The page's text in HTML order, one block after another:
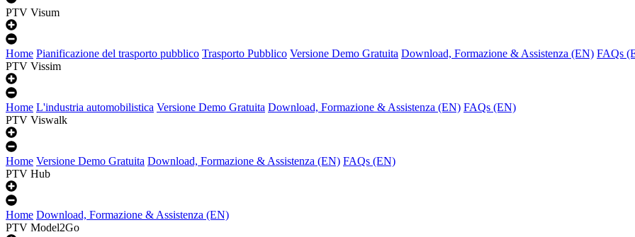
PTV Visum
Home Pianificazione del trasporto pubblico Trasporto Pubblico Versione Demo Gratuita Download, Formazione & Assistenza (EN) FAQs
PTV Vissim
Home L'industria automobilistica Versione Demo Gratuita Download, Formazione & Assistenza (EN) FAQs (EN)
PTV Viswalk
Home Versione Demo Gratuita Download, Formazione & Assistenza (EN) FAQs (EN)
PTV Hub
Home Download, Formazione & Assistenza (EN)
PTV Model2Go